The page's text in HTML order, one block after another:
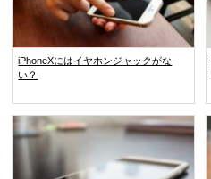
iPhoneXにはイヤホンジャックがな
い？